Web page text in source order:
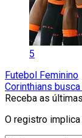
5
Futebol Feminino
Corinthians
Receba as
O registro